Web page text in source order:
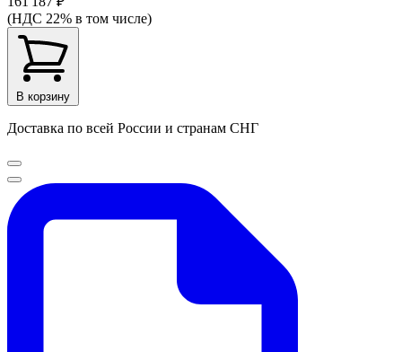
(НДС 22% в том числе)
В корзину
Доставка по всей России и странам СНГ